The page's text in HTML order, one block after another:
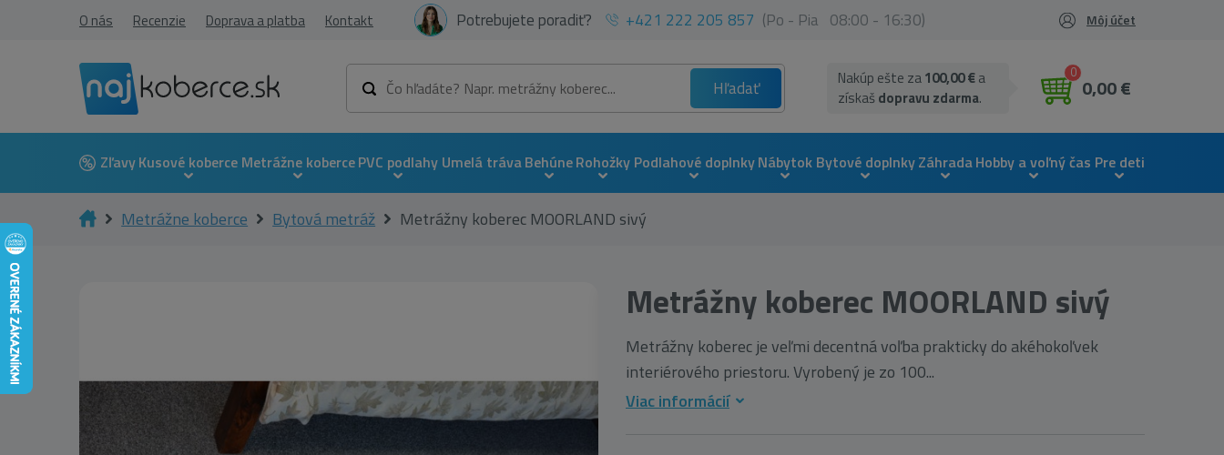
O nás Recenzie Doprava a platba Kontakt Potrebujete poradiť? +421 222 205 857 (Po - Pia 08:00 - 16:30) Môj účet
Hľadať
0
0,00 €
Nakúp ešte za100,00 €a
získaš dopravu zdarma.
ZľavyKusové koberce Metrážne kobercePVC podlahy Umelá trávaBehúneRohožky Podlahové doplnkyNábytok Bytové doplnkyZáhradaHobby a voľný čas Pre deti
Metrážne koberce Bytová metráž Metrážny koberec MOORLAND sivý
Metrážny koberec MOORLAND sivý
Metrážny koberec je veľmi decentná voľba prakticky do akéhokoľvek
interiérového priestoru. Vyrobený je zo 100...
Viac informácií